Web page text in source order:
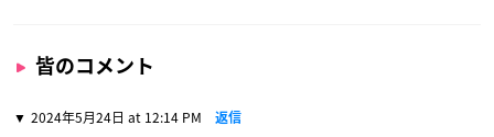
皆のコメント
2024年5月24日 at 12:14 PM 返信